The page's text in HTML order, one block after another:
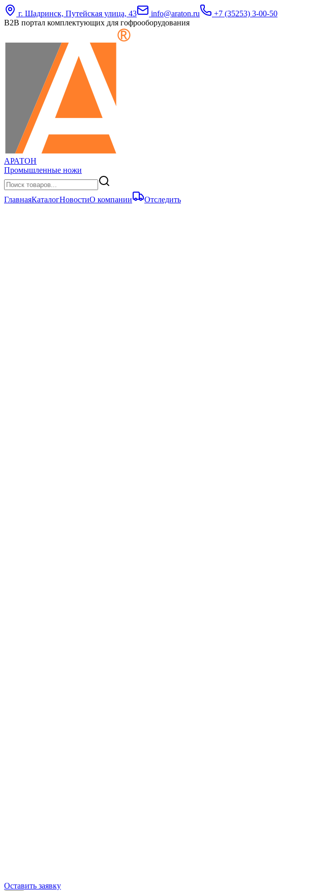
г. Шадринск, Путейская улица, 43 info@araton.ru
+7 (35253) 3-00-50
B2B портал комплектующих для гофрооборудования
АРАТОН
Промышленные ножи
ГлавнаяКаталогНовостиО компании Отследить
Оставить заявку